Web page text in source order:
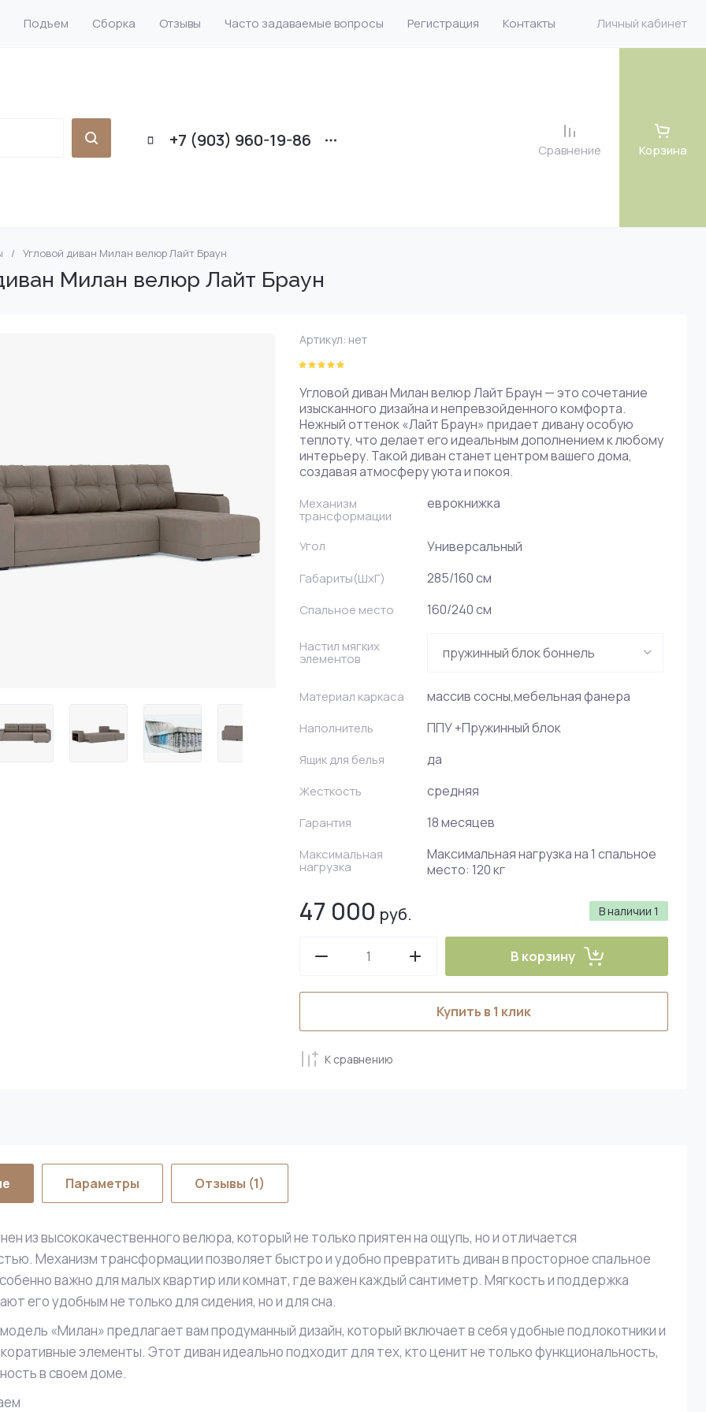
Подъем Сборка Отзывы Часто задаваемые вопросы Регистрация Контакты Личный кабинет
+7 (903) 960-19-86 Сравнение Корзина
прямые
на металлокаркасе
С бортиками
/ Угловой диван Милан велюр Лайт Браун
Милан велюр Лайт Браун
Артикул: нет
Угловой диван Милан велюр Лайт Браун — это сочетание
изысканного дизайна и непревзойденного комфорта.
Нежный оттенок «Лайт Браун» придает дивану особую
теплоту, что делает его идеальным дополнением к любому
интерьеру. Такой диван станет центром вашего дома,
создавая атмосферу уюта и покоя.
Механизм
трансформации
еврокнижка
Угол Универсальный
Габариты(ШxГ) 285/160 см
Спальное место 160/240 см
Настил мягких
элементов
Материал каркаса массив сосны,мебельная фанера
Наполнитель ППУ +Пружинный блок
Ящик для белья да
Жесткость средняя
Гарантия 18 месяцев
Максимальная
нагрузка
Максимальная нагрузка на 1 спальное
место: 120 кг
В наличии 1
47 000 руб.
В корзину
Купить в 1 клик
К сравнению
Параметры Отзывы (1)
из высококачественного велюра, который не только приятен на ощупь, но и отличается
Механизм трансформации позволяет быстро и удобно превратить диван в просторное спальное
важно для малых квартир или комнат, где важен каждый сантиметр. Мягкость и поддержка
его удобным не только для сидения, но и для сна.
«Милан» предлагает вам продуманный дизайн, который включает в себя удобные подлокотники и
элементы. Этот диван идеально подходит для тех, кто ценит не только функциональность,
в своем доме.